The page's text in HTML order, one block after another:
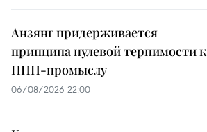
Анзянг придерживается
принципа нулевой терпимости к
ННН-промыслу
06/08/2026 22:00